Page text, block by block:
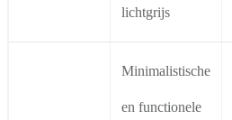
lichtgrijs
Minimalistische
en functionele